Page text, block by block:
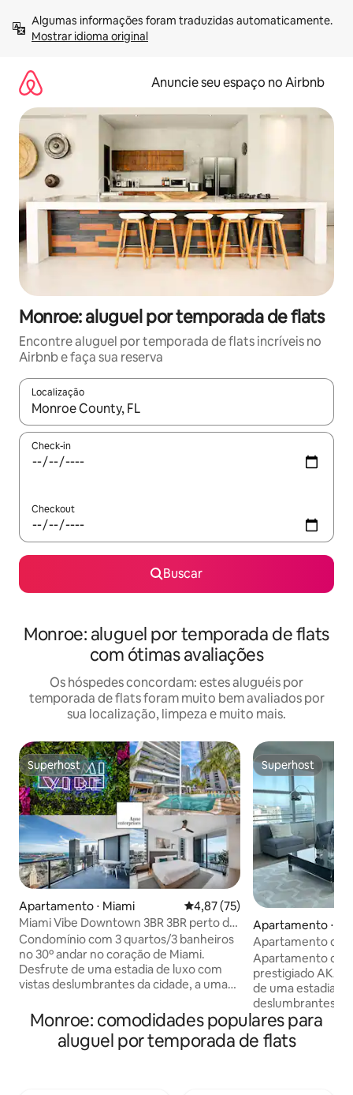
para
Mostrar idioma original
Anuncie seu espaço no Airbnb
Monroe: aluguel por temporada de flats
Encontre aluguel por temporada de flats incríveis no
Airbnb e faça sua reserva
Localização
Quando os resultados estiverem disponíveis, explore-os
Check-in
Checkout
Buscar
Monroe: aluguel por temporada de flats
com ótimas avaliações
Os hóspedes concordam: estes aluguéis por
temporada de flats foram muito bem avaliados por
sua localização, limpeza e muito mais.
Superhost
Superhost
Apartamento ⋅ Miami 4,87 de uma avaliação média
4,87 (75)
Miami Vibe Downtown 3BR 3BR perto do
Kaseya Center
Condomínio com 3 quartos/3 banheiros
no 30º andar no coração de Miami.
Desfrute de uma estadia de luxo com
vistas deslumbrantes da cidade, a uma
atrações, como o Yamashiro Miami, o
Kaseya Center, o Adrienne Arsht
Center, o Pérez Art Museum e o Bayside
Superhost
Superhost
Apartamento ⋅
Apartamento de
Hotel
Apartamento de
prestigiado AKA
de uma estadia
deslumbrantes
partir deste
moderno. Este
conforto e a
Monroe: comodidades populares para
aluguel por temporada de flats